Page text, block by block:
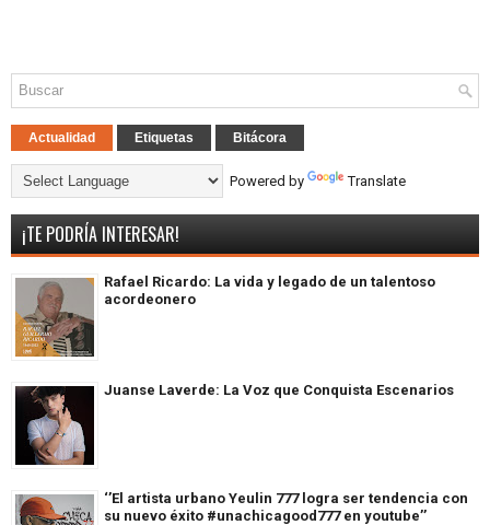
Actualidad Etiquetas Bitácora
Powered by Translate
¡TE PODRÍA INTERESAR!
Rafael Ricardo: La vida y legado de un talentoso
acordeonero
Juanse Laverde: La Voz que Conquista Escenarios
‘’El artista urbano Yeulin 777 logra ser tendencia con
su nuevo éxito #unachicagood777 en youtube’’